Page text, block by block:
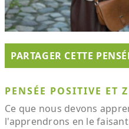
PARTAGER CETTE
PENSÉE POSITIVE ET
Ce que nous devons
l'apprendrons en le